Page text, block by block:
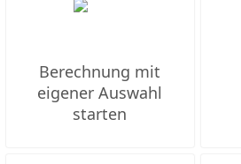
Berechnung mit
eigener Auswahl
starten